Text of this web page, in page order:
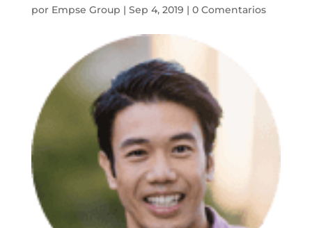
por Empse Group | Sep 4, 2019 | 0 Comentarios